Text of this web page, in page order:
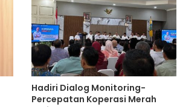
Hadiri Dialog Monitoring-
Percepatan Koperasi Merah